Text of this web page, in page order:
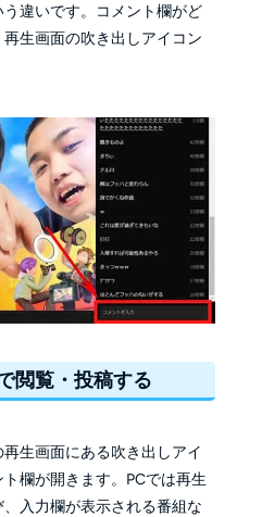
違いです。コメント欄がど
生画面の吹き出しアイコン
閲覧・投稿する
生画面にある吹き出しアイ
欄が開きます。PCでは再生
入力欄が表示される番組な